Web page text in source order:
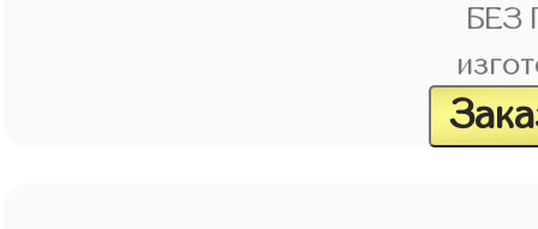
БЕЗ